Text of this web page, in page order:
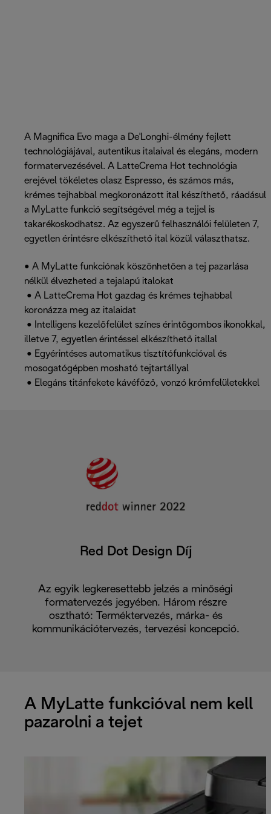
A Magnifica Evo maga a De'Longhi-élmény fejlett
technológiájával, autentikus italaival és elegáns, modern
formatervezésével. A LatteCrema Hot technológia
erejével tökéletes olasz Espresso, és számos más,
krémes tejhabbal megkoronázott ital készíthető, ráadásul
a MyLatte funkció segítségével még a tejjel is
takarékoskodhatsz. Az egyszerű felhasználói felületen 7,
egyetlen érintésre elkészíthető ital közül választhatsz.
• A MyLatte funkciónak köszönhetően a tej pazarlása
nélkül élvezheted a tejalapú italokat
• A LatteCrema Hot gazdag és krémes tejhabbal
koronázza meg az italaidat
• Intelligens kezelőfelület színes érintőgombos ikonokkal,
illetve 7, egyetlen érintéssel elkészíthető itallal
• Egyérintéses automatikus tisztítófunkcióval és
mosogatógépben mosható tejtartállyal
• Elegáns titánfekete kávéfőző, vonzó krómfelületekkel
Red Dot Design Díj
Az egyik legkeresettebb jelzés a minőségi
formatervezés jegyében. Három részre
osztható: Terméktervezés, márka- és
kommunikációtervezés, tervezési koncepció.
A MyLatte funkcióval nem kell
pazarolni a tejet